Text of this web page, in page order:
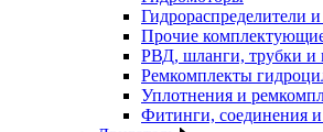
Гидрораспределители
Прочие
РВД, шланги, трубки и
Ремкомплекты
Уплотнения и
Фитинги, соединения